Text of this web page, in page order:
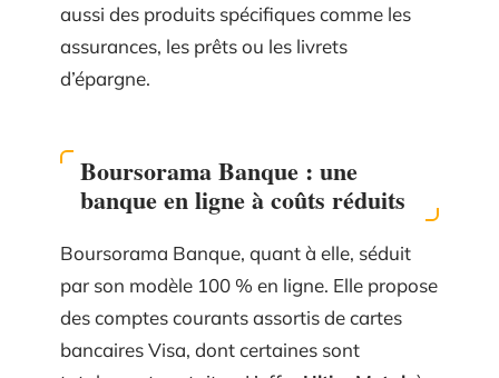
aussi des produits spécifiques comme les
assurances, les prêts ou les livrets
d’épargne.
Boursorama Banque : une
banque en ligne à coûts réduits
Boursorama Banque, quant à elle, séduit
par son modèle 100 % en ligne. Elle propose
des comptes courants assortis de cartes
bancaires Visa, dont certaines sont